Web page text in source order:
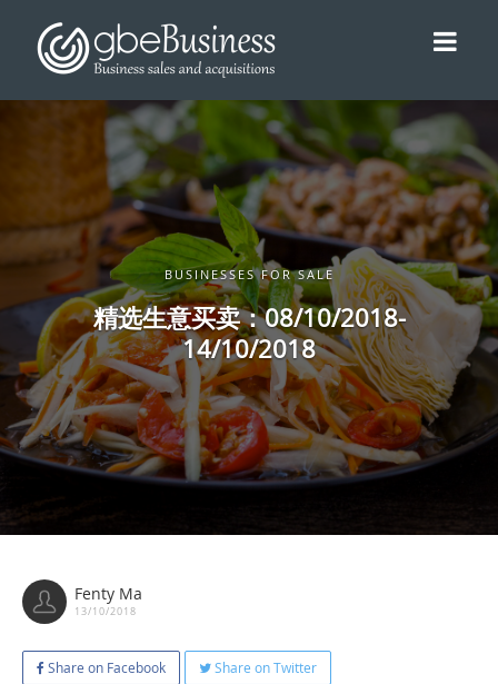
BUSINESSES FOR SALE
精选生意买卖：08/10/2018-
14/10/2018
Fenty Ma
13/10/2018
Share on Facebook
Share on Twitter